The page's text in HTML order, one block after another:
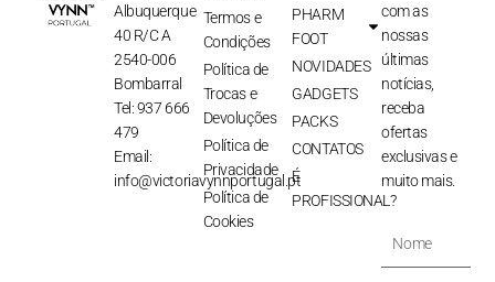
Albuquerque
40 R/C A
2540-006
Bombarral
Tel: 937 666
479
Email:
info@victoriavynnportugal.pt
Termos e
Condições
Política de
Trocas e
Devoluções
Política de
Privacidade
Política de
Cookies
PHARM
FOOT
NOVIDADES
GADGETS
PACKS
CONTATOS
É
PROFISSIONAL?
com as
nossas
últimas
notícias,
receba
ofertas
exclusivas e
muito mais.
Nome